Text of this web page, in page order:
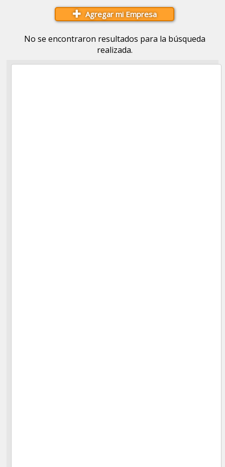
Agregar mi Empresa
No se encontraron resultados para la búsqueda
realizada.